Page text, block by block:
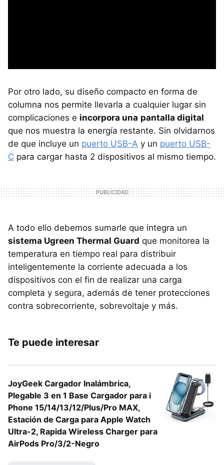
Por otro lado, su diseño compacto en forma de
columna nos permite llevarla a cualquier lugar sin
complicaciones e incorpora una pantalla digital
que nos muestra la energía restante. Sin olvidarnos
de que incluye un puerto USB-A y un puerto USB-
C para cargar hasta 2 dispositivos al mismo tiempo.
A todo ello debemos sumarle que integra un
sistema Ugreen Thermal Guard que monitorea la
temperatura en tiempo real para distribuir
inteligentemente la corriente adecuada a los
dispositivos con el fin de realizar una carga
completa y segura, además de tener protecciones
contra sobrecorriente, sobrevoltaje y más.
Te puede interesar
JoyGeek Cargador Inalámbrica,
Plegable 3 en 1 Base Cargador para i
Phone 15/14/13/12/Plus/Pro MAX,
Estación de Carga para Apple Watch
Ultra-2, Rapida Wireless Charger para
AirPods Pro/3/2-Negro